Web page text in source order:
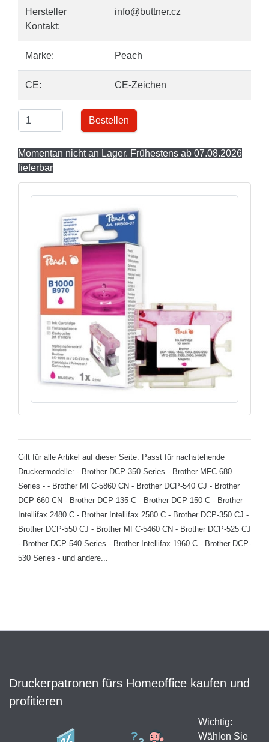
Hersteller
Kontakt:
info@buttner.cz
Marke: Peach
CE: CE-Zeichen
Bestellen
Momentan nicht an Lager. Frühestens ab 07.08.2026
lieferbar
Gilt für alle Artikel auf dieser Seite: Passt für nachstehende
Druckermodelle: - Brother DCP-350 Series - Brother MFC-680
Series - - Brother MFC-5860 CN - Brother DCP-540 CJ - Brother
DCP-660 CN - Brother DCP-135 C - Brother DCP-150 C - Brother
Intellifax 2480 C - Brother Intellifax 2580 C - Brother DCP-350 CJ -
Brother DCP-550 CJ - Brother MFC-5460 CN - Brother DCP-525 CJ
- Brother DCP-540 Series - Brother Intellifax 1960 C - Brother DCP-
530 Series - und andere...
Druckerpatronen fürs Homeoffice kaufen und
profitieren
Wichtig:
Wählen Sie